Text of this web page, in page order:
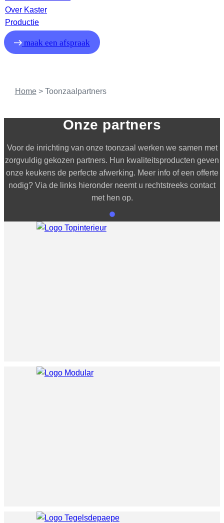
Over Kaster
Productie
maak een afspraak
Home> Toonzaalpartners
Onze partners
Voor de inrichting van onze toonzaal werken we samen met
zorgvuldig gekozen partners. Hun kwaliteitsproducten geven
onze keukens de perfecte afwerking. Meer info of een offerte
nodig? Via de links hieronder neemt u rechtstreeks contact
met hen op.